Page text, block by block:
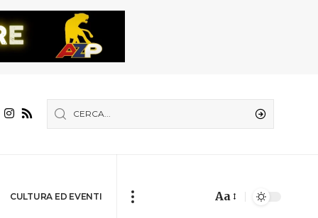
CULTURA ED EVENTI Aa